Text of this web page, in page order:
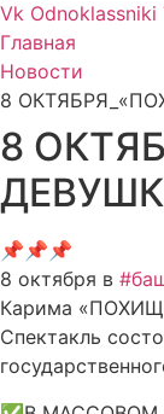
Vk Odnoklassniki
Главная
Новости
8
8
📌📌📌
8 октября в
Карима
Спектакль